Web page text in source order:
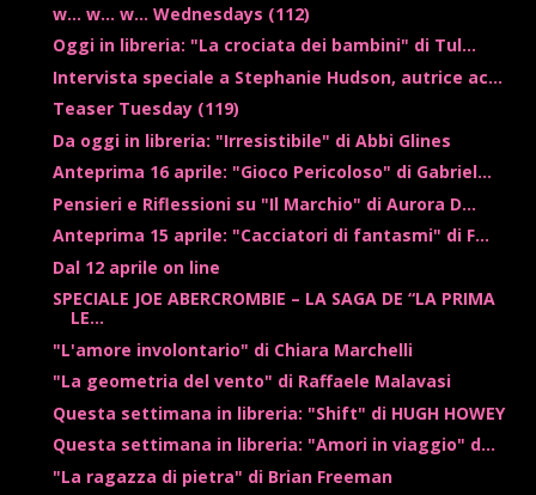
w... w... w... Wednesdays (112)
Oggi in libreria: "La crociata dei bambini" di Tul...
Intervista speciale a Stephanie Hudson, autrice ac...
Teaser Tuesday (119)
Da oggi in libreria: "Irresistibile" di Abbi Glines
Anteprima 16 aprile: "Gioco Pericoloso" di Gabriel...
Pensieri e Riflessioni su "Il Marchio" di Aurora D...
Anteprima 15 aprile: "Cacciatori di fantasmi" di F...
Dal 12 aprile on line
SPECIALE JOE ABERCROMBIE – LA SAGA DE “LA PRIMA
LE...
"L'amore involontario" di Chiara Marchelli
"La geometria del vento" di Raffaele Malavasi
Questa settimana in libreria: "Shift" di HUGH HOWEY
Questa settimana in libreria: "Amori in viaggio" d...
"La ragazza di pietra" di Brian Freeman